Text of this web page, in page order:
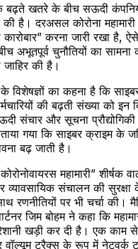
के बढ़ते खतरे के बीच सऊदी
है। दरअसल कोरोना
करना जारी रखा है,
अभूतपूर्व चुनौतियों का सामना
की है।
विशेषज्ञों का कहना है कि
की बढ़ती संख्या को इन
संचार और सूचना प्रौद्योगिकी
गया कि साइबर क्राइम के
बढ़ जाती है।
महामारी” शीर्षक
संचालन की सुरक्षा
रणनीतियों पर भी चर्चा की।
जिम बोहम ने कहा कि
खड़ी कर दी है। एक काम
वॉल्यूम ट्रैक्स के रूप में